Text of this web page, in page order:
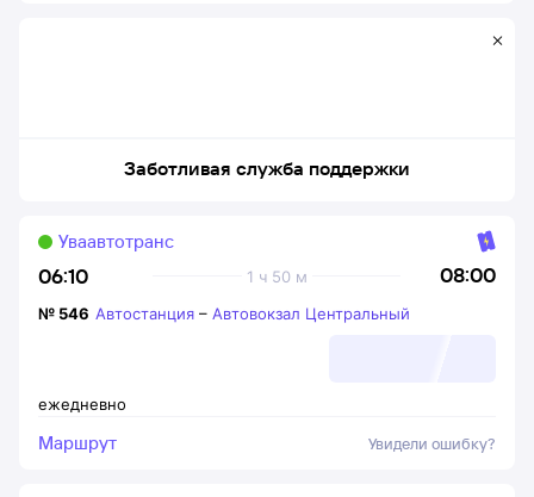
Заботливая служба поддержки
06:10 08:00
1 ч 50 м
Уваавтотранс
ежедневно
№ 546 Автостанция – Автовокзал Центральный
Маршрут Увидели ошибку?